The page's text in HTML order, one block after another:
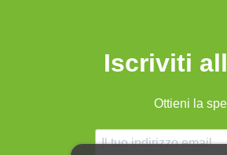
Iscriviti
Ottieni la